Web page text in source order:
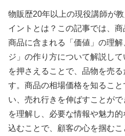
物販歴20年以上の現役講師が
イントとは？この記事では、商
商品に含まれる「価値」の理
ジ」の作り方について解説し
を押さえることで、品物を売
す。商品の相場価格を知るこ
い、売れ行きを伸ばすことが
を理解し、必要な情報や魅力
込むことで、顧客の心を掴む